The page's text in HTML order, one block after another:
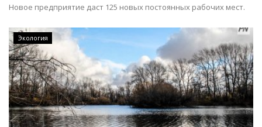
Новое предприятие даст 125 новых постоянных рабочих мест.
Экология